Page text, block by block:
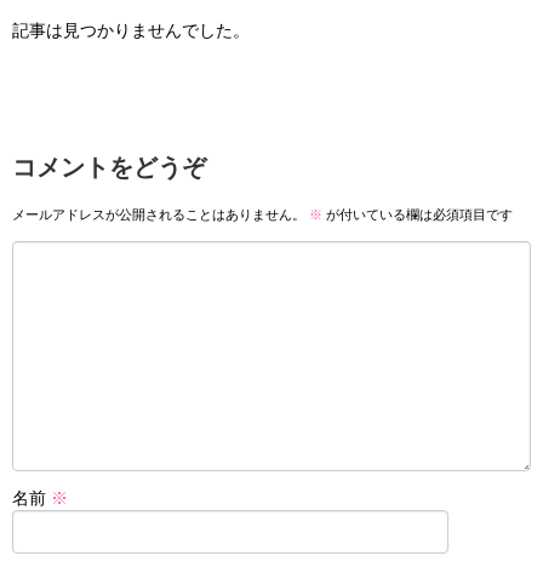
記事は見つかりませんでした。
コメントをどうぞ
メールアドレスが公開されることはありません。 ※ が付いている欄は必須項目です
名前 ※